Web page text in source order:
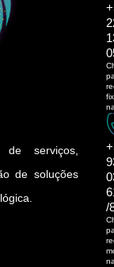
serviços,
de soluções
/